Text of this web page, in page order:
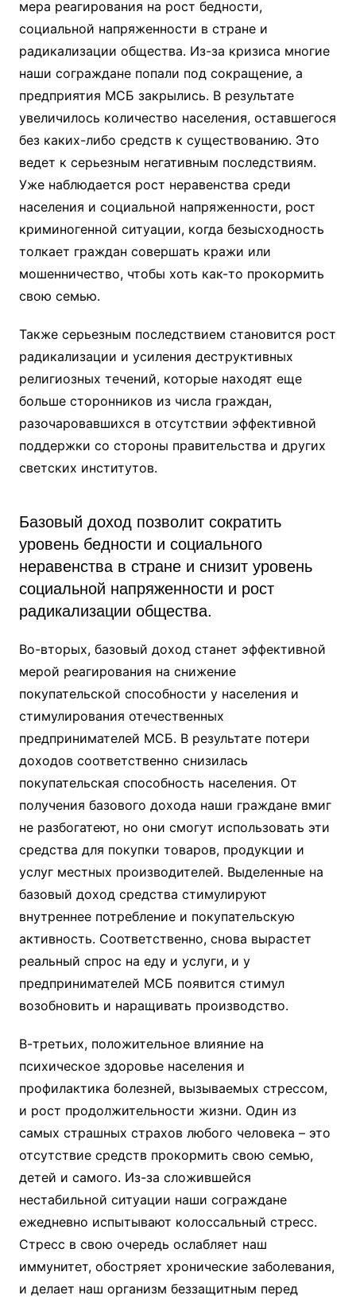
мера реагирования на рост бедности,
социальной напряженности в стране и
радикализации общества. Из-за кризиса многие
наши сограждане попали под сокращение, а
предприятия МСБ закрылись. В результате
увеличилось количество населения, оставшегося
без каких-либо средств к существованию. Это
ведет к серьезным негативным последствиям.
Уже наблюдается рост неравенства среди
населения и социальной напряженности, рост
криминогенной ситуации, когда безысходность
толкает граждан совершать кражи или
мошенничество, чтобы хоть как-то прокормить
свою семью.
Также серьезным последствием становится рост
радикализации и усиления деструктивных
религиозных течений, которые находят еще
больше сторонников из числа граждан,
разочаровавшихся в отсутствии эффективной
поддержки со стороны правительства и других
светских институтов.
Базовый доход позволит сократить
уровень бедности и социального
неравенства в стране и снизит уровень
социальной напряженности и рост
радикализации общества.
Во-вторых, базовый доход станет эффективной
мерой реагирования на снижение
покупательской способности у населения и
стимулирования отечественных
предпринимателей МСБ. В результате потери
доходов соответственно снизилась
покупательская способность населения. От
получения базового дохода наши граждане вмиг
не разбогатеют, но они смогут использовать эти
средства для покупки товаров, продукции и
услуг местных производителей. Выделенные на
базовый доход средства стимулируют
внутреннее потребление и покупательскую
активность. Соответственно, снова вырастет
реальный спрос на еду и услуги, и у
предпринимателей МСБ появится стимул
возобновить и наращивать производство.
В-третьих, положительное влияние на
психическое здоровье населения и
профилактика болезней, вызываемых стрессом,
и рост продолжительности жизни. Один из
самых страшных страхов любого человека – это
отсутствие средств прокормить свою семью,
детей и самого. Из-за сложившейся
нестабильной ситуации наши сограждане
ежедневно испытывают колоссальный стресс.
Стресс в свою очередь ослабляет наш
иммунитет, обостряет хронические заболевания,
и делает наш организм беззащитным перед